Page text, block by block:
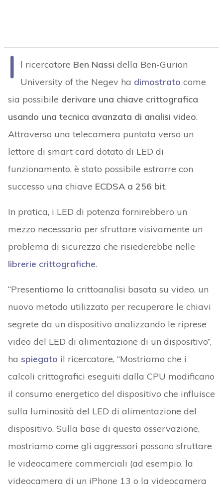
I l ricercatore Ben Nassi della Ben-Gurion
University of the Negev ha dimostrato come
sia possibile derivare una chiave crittografica
usando una tecnica avanzata di analisi video.
Attraverso una telecamera puntata verso un
lettore di smart card dotato di LED di
funzionamento, è stato possibile estrarre con
successo una chiave ECDSA a 256 bit.
In pratica, i LED di potenza fornirebbero un
mezzo necessario per sfruttare visivamente un
problema di sicurezza che risiederebbe nelle
librerie crittografiche.
“Presentiamo la crittoanalisi basata su video, un
nuovo metodo utilizzato per recuperare le chiavi
segrete da un dispositivo analizzando le riprese
video del LED di alimentazione di un dispositivo”,
ha spiegato il ricercatore, “Mostriamo che i
calcoli crittografici eseguiti dalla CPU modificano
il consumo energetico del dispositivo che influisce
sulla luminosità del LED di alimentazione del
dispositivo. Sulla base di questa osservazione,
mostriamo come gli aggressori possono sfruttare
le videocamere commerciali (ad esempio, la
videocamera di un iPhone 13 o la videocamera